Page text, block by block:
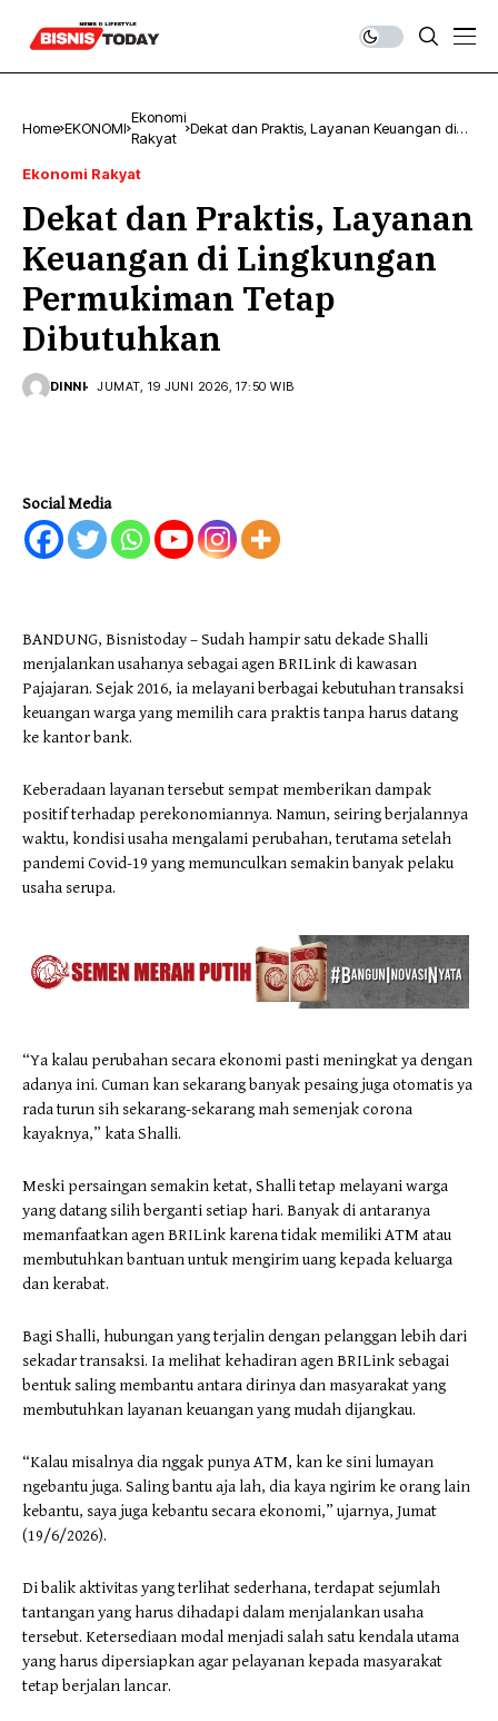
Home EKONOMI
Ekonomi
Rakyat
Dekat dan Praktis, Layanan Keuangan di
Ekonomi Rakyat
Dekat dan Praktis, Layanan
Keuangan di Lingkungan
Permukiman Tetap
Dibutuhkan
DINNI JUMAT, 19 JUNI 2026, 17:50 WIB
Social Media
BANDUNG, Bisnistoday – Sudah hampir satu dekade Shalli
menjalankan usahanya sebagai agen BRILink di kawasan
Pajajaran. Sejak 2016, ia melayani berbagai kebutuhan transaksi
keuangan warga yang memilih cara praktis tanpa harus datang
ke kantor bank.
Keberadaan layanan tersebut sempat memberikan dampak
positif terhadap perekonomiannya. Namun, seiring berjalannya
waktu, kondisi usaha mengalami perubahan, terutama setelah
pandemi Covid-19 yang memunculkan semakin banyak pelaku
usaha serupa.
“Ya kalau perubahan secara ekonomi pasti meningkat ya dengan
adanya ini. Cuman kan sekarang banyak pesaing juga otomatis ya
rada turun sih sekarang-sekarang mah semenjak corona
kayaknya,” kata Shalli.
Meski persaingan semakin ketat, Shalli tetap melayani warga
yang datang silih berganti setiap hari. Banyak di antaranya
memanfaatkan agen BRILink karena tidak memiliki ATM atau
membutuhkan bantuan untuk mengirim uang kepada keluarga
dan kerabat.
Bagi Shalli, hubungan yang terjalin dengan pelanggan lebih dari
sekadar transaksi. Ia melihat kehadiran agen BRILink sebagai
bentuk saling membantu antara dirinya dan masyarakat yang
membutuhkan layanan keuangan yang mudah dijangkau.
“Kalau misalnya dia nggak punya ATM, kan ke sini lumayan
ngebantu juga. Saling bantu aja lah, dia kaya ngirim ke orang lain
kebantu, saya juga kebantu secara ekonomi,” ujarnya, Jumat
(19/6/2026).
Di balik aktivitas yang terlihat sederhana, terdapat sejumlah
tantangan yang harus dihadapi dalam menjalankan usaha
tersebut. Ketersediaan modal menjadi salah satu kendala utama
yang harus dipersiapkan agar pelayanan kepada masyarakat
tetap berjalan lancar.